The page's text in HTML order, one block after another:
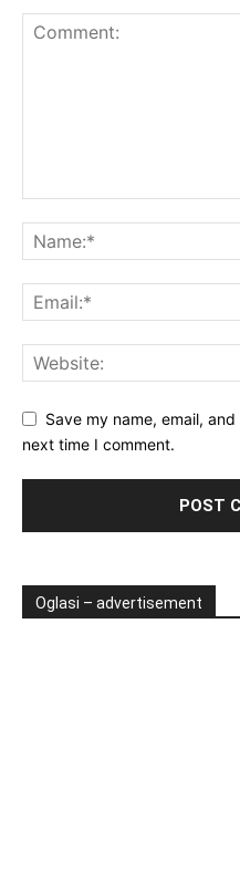
Save my name, email,
next time I comment.
Oglasi – advertisement